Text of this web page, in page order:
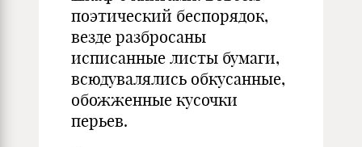
поэтический беспоря­док,
везде разбросаны
исписанные листы бумаги,
всюдувалялись обкусанные,
обожженные кусочки
перьев.